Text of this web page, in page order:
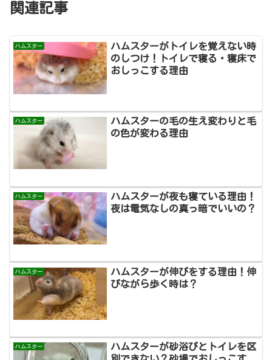
関連記事
ハムスター
ハムスターがトイレを覚えない時
のしつけ！トイレで寝る・寝床で
おしっこする理由
ハムスター
ハムスターの毛の生え変わりと毛
の色が変わる理由
ハムスター
ハムスターが夜も寝ている理由！
夜は電気なしの真っ暗でいいの？
ハムスター
ハムスターが伸びをする理由！伸
びながら歩く時は？
ハムスター
ハムスターが砂浴びとトイレを区